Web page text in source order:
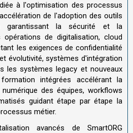
à l'optimisation des processus
de l'adoption des outils
garantissant la sécurité et la
de digitalisation, cloud
les exigences de confidentialité
évolutivité, systèmes d'intégration
les systèmes legacy et nouveaux
intégrées accélérant la
des équipes, workflows
guidant étape par étape la
métier.
avancés de SmartORG